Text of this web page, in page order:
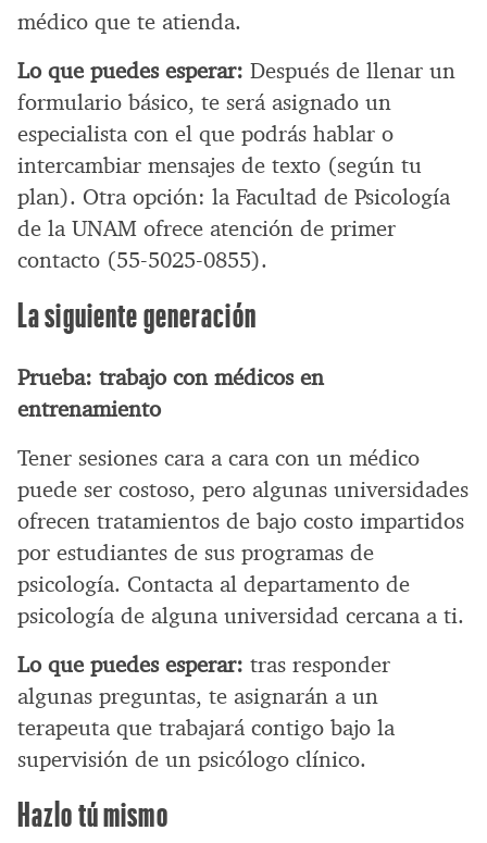
médico que te atienda.
Lo que puedes esperar: Después de llenar un
formulario básico, te será asignado un
especialista con el que podrás hablar o
intercambiar mensajes de texto (según tu
plan). Otra opción: la Facultad de Psicología
de la UNAM ofrece atención de primer
contacto (55-5025-0855).
La siguiente generación
Prueba: trabajo con médicos en
entrenamiento
Tener sesiones cara a cara con un médico
puede ser costoso, pero algunas universidades
ofrecen tratamientos de bajo costo impartidos
por estudiantes de sus programas de
psicología. Contacta al departamento de
psicología de alguna universidad cercana a ti.
Lo que puedes esperar: tras responder
algunas preguntas, te asignarán a un
terapeuta que trabajará contigo bajo la
supervisión de un psicólogo clínico.
Hazlo tú mismo